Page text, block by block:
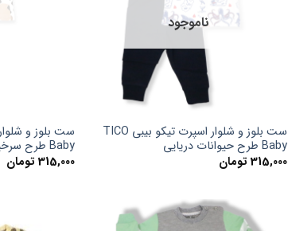
ناموجود
ست بلوز و شلوار اسپرت تیکو بیبی TICO
Baby طرح حیوانات دریایی
315,000تومان
Baby طرح سرخپوست
315,000 تومان